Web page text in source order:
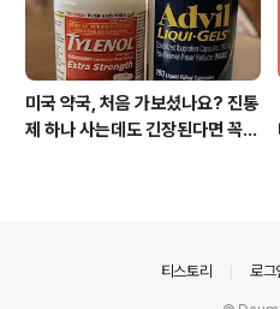
미국 약국, 처음 가보셨나요? 진통
제 하나 사는데도 긴장된다면 꼭
티스토리 로그